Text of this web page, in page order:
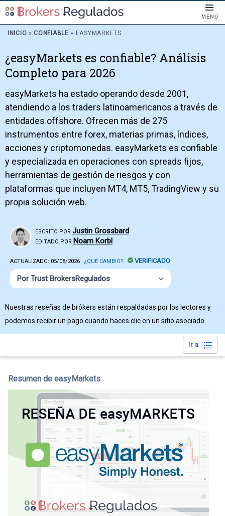
MENÚ
INICIO » CONFIABLE » EASYMARKETS
¿easyMarkets es confiable? Análisis
Completo para 2026
easyMarkets ha estado operando desde 2001,
atendiendo a los traders latinoamericanos a través de
entidades offshore. Ofrecen más de 275
instrumentos entre forex, materias primas, índices,
acciones y criptomonedas. easyMarkets es confiable
y especializada en operaciones con spreads fijos,
herramientas de gestión de riesgos y con
plataformas que incluyen MT4, MT5, TradingView y su
propia solución web.
ESCRITO POR Justin Grossbard
EDITADO POR Noam Korbl
ACTUALIZADO: 05/08/2026 ¿QUÉ CAMBIÓ? VERIFICADO
Por Trust BrokersRegulados
Nuestras reseñas de brókers están respaldadas por los lectores y
podemos recibir un pago cuando haces clic en un sitio asociado.
Ir a
Resumen de easyMarkets